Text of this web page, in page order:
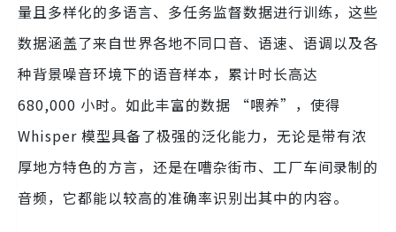
量且多样化的多语言、多任务监督数据进行训练，这些
数据涵盖了来自世界各地不同口音、语速、语调以及各
种背景噪音环境下的语音样本，累计时长高达
680,000 小时。如此丰富的数据 “喂养”，使得
Whisper 模型具备了极强的泛化能力，无论是带有浓
厚地方特色的方言，还是在嘈杂街市、工厂车间录制的
音频，它都能以较高的准确率识别出其中的内容。